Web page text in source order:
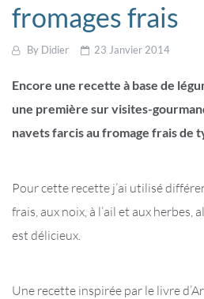
fromages frais
By Didier 23 Janvier 2014
Encore une recette à base de
une première sur visites-
navets farcis au fromage frais de
Pour cette recette j’ai utilisé
frais, aux noix, à l’ail et aux herbes,
est délicieux.
Une recette inspirée par le livre